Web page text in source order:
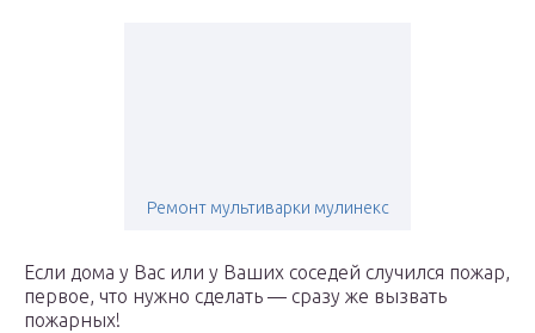
Ремонт мультиварки мулинекс
Если дома у Вас или у Ваших соседей случился пожар,
первое, что нужно сделать — сразу же вызвать
пожарных!